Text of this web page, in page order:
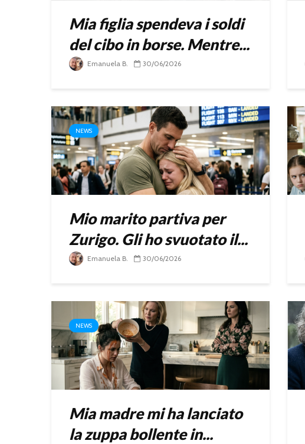
Mia figlia spendeva i soldi
del cibo in borse. Mentre...
Emanuela B. 30/06/2026
NEWS
Mio marito partiva per
Zurigo. Gli ho svuotato il...
Emanuela B. 30/06/2026
NEWS
Mia madre mi ha lanciato
la zuppa bollente in...